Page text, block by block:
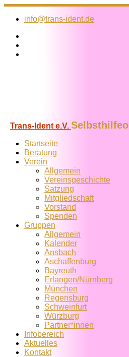
Zum
Inhalt
info@trans-ident.de
Trans-Ident e.V.
Startseite
Beratung
Verein
Allgemein
Vereins­geschichte
Satzung
Mitglied­schaft
Vorstand
Spenden
Gruppen
Allgemein
Kalender
Ansbach
Aschaffenburg
Bayreuth
Erlangen/Nürnberg
München
Regensburg
Schweinfurt
Würzburg
Partner*innen
Infobereich
Aktuelles
Kontakt